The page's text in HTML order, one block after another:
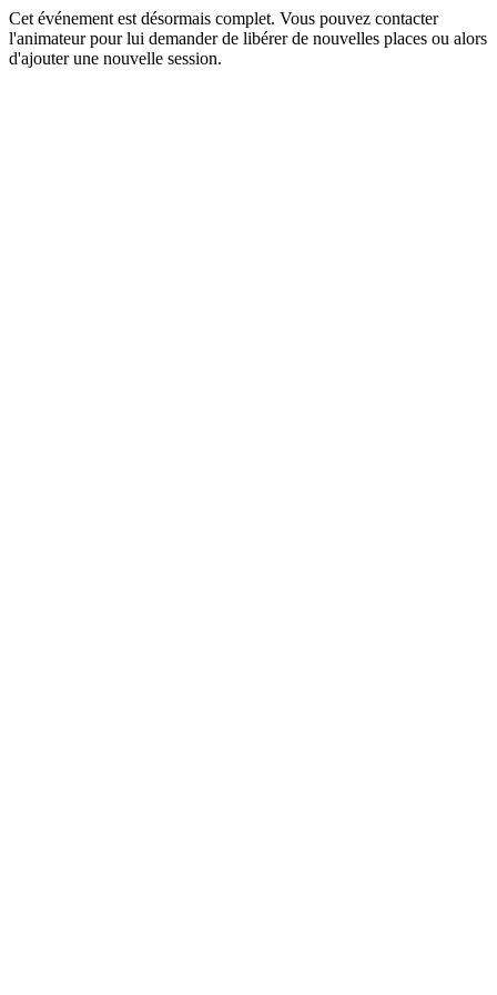
Cet événement est désormais complet. Vous pouvez contacter
l'animateur pour lui demander de libérer de nouvelles places ou alors
d'ajouter une nouvelle session.